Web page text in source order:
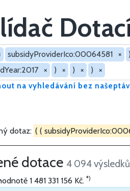
subsidyProviderIco:00064581 × )
× ) × ) × ) ×
na vyhledávání bez
dotaz: ( (
dotace 4 094 výsledků
1 481 331 156 Kč. *)